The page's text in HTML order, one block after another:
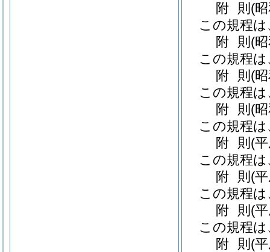
附 則 (
この規程
附 則 (
この規程
附 則 (
この規程
附 則 (
この規程
附 則 (
この規程
附 則 (
この規程
附 則 (
この規程
附 則 (